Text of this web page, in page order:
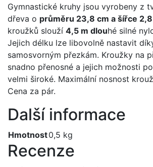
Gymnastické kruhy jsou vyrobeny z
dřeva o průměru 23,8 cm a šířce
kroužků slouží 4,5 m dlouhé silné
Jejich délku lze libovolně nastavit
samosvorným přezkám. Kroužky na
snadno přenosné a jejich možnosti
velmi široké. Maximální nosnost
Cena za pár.
Další informace
Hmotnost0,5 kg
Recenze